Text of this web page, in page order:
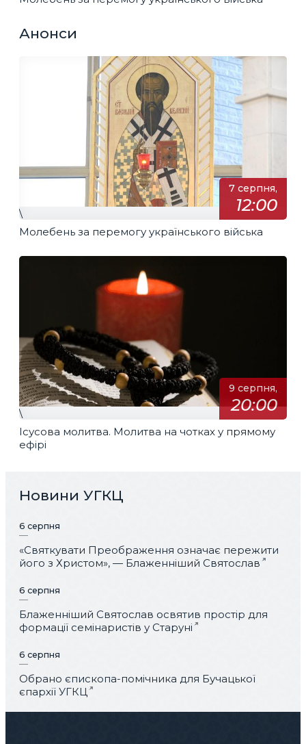
Анонси
7 серпня,
12:00
\
Молебень за перемогу українського війська
9 серпня,
20:00
\
Ісусова молитва. Молитва на чотках у прямому
ефірі
Новини УГКЦ
6 серпня
«Святкувати Преображення означає пережити
його з Христом», — Блаженніший Святослав
6 серпня
Блаженніший Святослав освятив простір для
формації семінаристів у Старуні
6 серпня
Обрано єпископа-помічника для Бучацької
єпархії УГКЦ